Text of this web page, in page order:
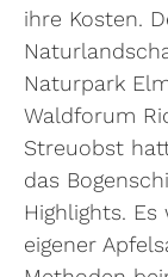
ihre Kosten.
Naturpark
Waldforum
Streuobst
das
Highlights.
eigener